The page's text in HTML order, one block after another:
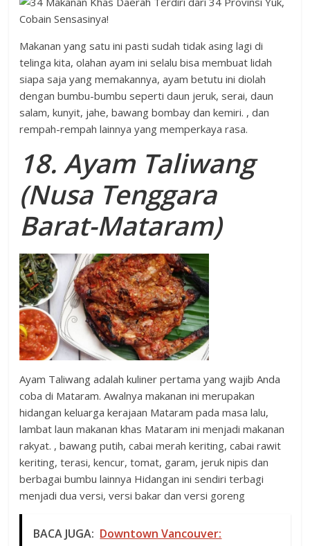
Makanan yang satu ini pasti sudah tidak asing lagi di
telinga kita, olahan ayam ini selalu bisa membuat lidah
siapa saja yang memakannya, ayam betutu ini diolah
dengan bumbu-bumbu seperti daun jeruk, serai, daun
salam, kunyit, jahe, bawang bombay dan kemiri. , dan
rempah-rempah lainnya yang memperkaya rasa.
18. Ayam Taliwang
(Nusa Tenggara
Barat-Mataram)
Ayam Taliwang adalah kuliner pertama yang wajib Anda
coba di Mataram. Awalnya makanan ini merupakan
hidangan keluarga kerajaan Mataram pada masa lalu,
lambat laun makanan khas Mataram ini menjadi makanan
rakyat. , bawang putih, cabai merah keriting, cabai rawit
keriting, terasi, kencur, tomat, garam, jeruk nipis dan
berbagai bumbu lainnya Hidangan ini sendiri terbagi
menjadi dua versi, versi bakar dan versi goreng
BACA JUGA: Downtown Vancouver: